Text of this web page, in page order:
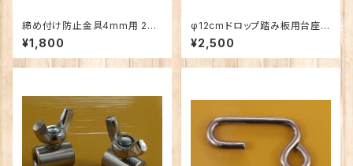
締め付け防止金具4mm用 20
個（くくり罠自作用パーツ） 害獣
駆除 イノシシ対策 くくり罠 アニ
マル 捕獲 わな猟 捕獲機 猪 鹿
¥1,800
φ12cmドロップ踏み板用台座 5
セット 害獣駆除 イノシシ対策 く
くり罠 アニマル 捕獲 わな猟 捕
獲機 猪 鹿 シカ
¥2,500